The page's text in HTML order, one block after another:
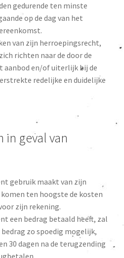
gedurende ten minste
op de dag van het
van zijn herroepingsrecht,
richten naar de door de
aanbod en/of uiterlijk bij de
redelijke en duidelijke
in geval van
gebruik maakt van zijn
ten hoogste de kosten
zijn rekening.
een bedrag betaald heeft, zal
zo spoedig mogelijk,
30 dagen na de terugzending